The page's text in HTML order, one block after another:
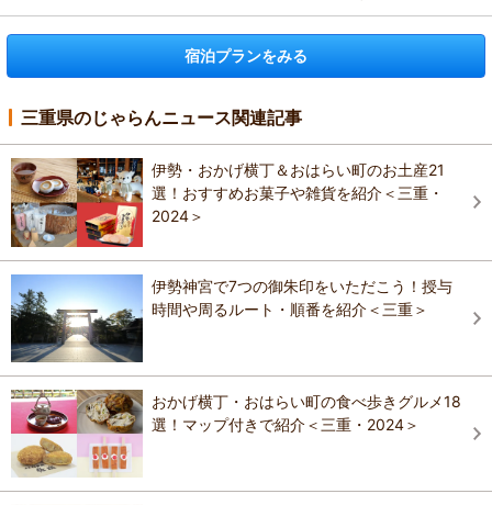
宿泊プランをみる
三重県のじゃらんニュース関連記事
伊勢・おかげ横丁＆おはらい町のお土産21
選！おすすめお菓子や雑貨を紹介＜三重・
2024＞
伊勢神宮で7つの御朱印をいただこう！授与
時間や周るルート・順番を紹介＜三重＞
おかげ横丁・おはらい町の食べ歩きグルメ18
選！マップ付きで紹介＜三重・2024＞